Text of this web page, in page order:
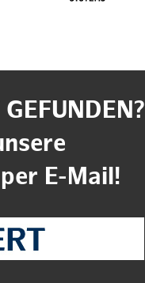
E-Mail!